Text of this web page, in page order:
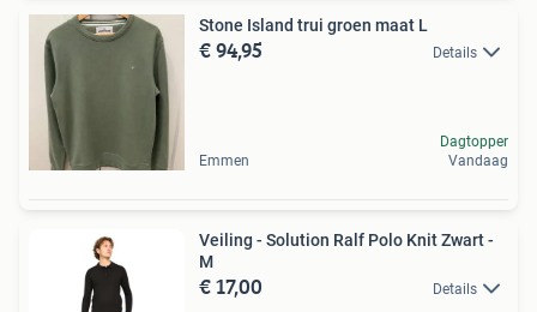
Stone Island trui groen maat L
€ 94,95 Details
Emmen
Dagtopper
Vandaag
Veiling - Solution Ralf Polo Knit Zwart -
M
€ 17,00 Details